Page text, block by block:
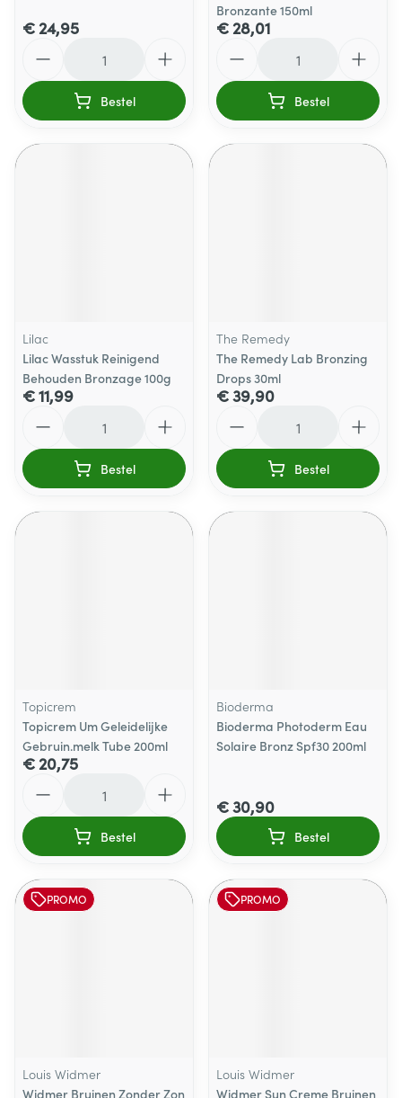
€ 24,95
Bestel
Bronzante 150ml
€ 28,01
Bestel
Lilac
Lilac Wasstuk Reinigend
Behouden Bronzage 100g
€ 11,99
Bestel
The Remedy
The Remedy Lab Bronzing
Drops 30ml
€ 39,90
Bestel
Topicrem
Topicrem Um Geleidelijke
Gebruin.melk Tube 200ml
€ 20,75
Bestel
Bioderma
Bioderma Photoderm Eau
Solaire Bronz Spf30 200ml
€ 30,90
Bestel
PROMO
Louis Widmer
Widmer Bruinen Zonder Zon
PROMO
Louis Widmer
Widmer Sun Creme Bruinen